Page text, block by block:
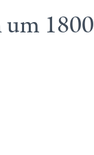
1800